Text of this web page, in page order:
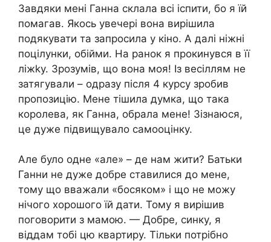
Завдяки мені Ганна склала всі іспити, бо я їй
помагав. Якось увечері вона вирішила
подякувати та запросила у кіно. А далі ніжні
поцілунки, обійми. На ранок я прокинувся в її
ліжkу. Зрозумів, що вона моя! Із весіллям не
затягували – одразу після 4 курсу зробив
пропозицію. Мене тішила думка, що така
королева, як Ганна, обрала мене! Зізнаюся,
це дуже підвищувало самооцінку.
Але було одне «але» – де нам жити? Батьки
Ганни не дуже добре ставилися до мене,
тому що вважали «босяком» і що не можу
нічого хорошого їй дати. Тому я вирішив
поговорити з мамою. — Добре, синку, я
віддам тобі цю квартиру. Тільки потрібно